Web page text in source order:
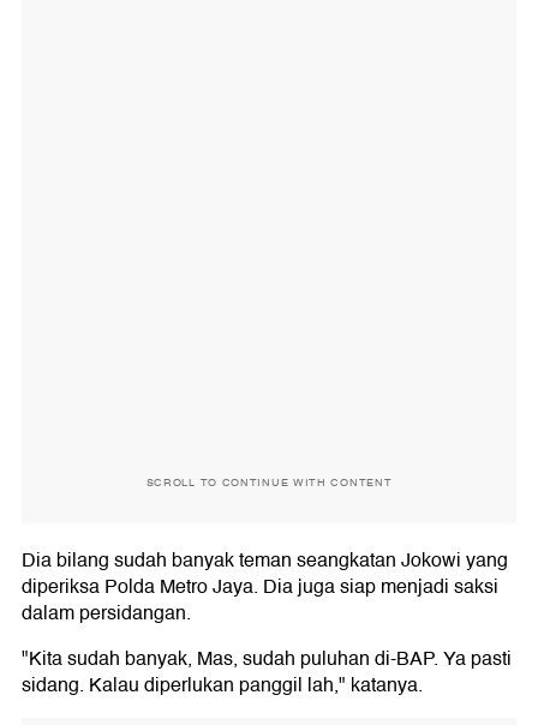
SCROLL TO CONTINUE WITH CONTENT
Dia bilang sudah banyak teman seangkatan Jokowi yang
diperiksa Polda Metro Jaya. Dia juga siap menjadi saksi
dalam persidangan.
"Kita sudah banyak, Mas, sudah puluhan di-BAP. Ya pasti
sidang. Kalau diperlukan panggil lah," katanya.